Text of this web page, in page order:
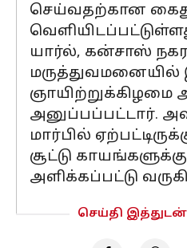
செய்வதற்கான
யார்ல், கன்சாஸ்
மருத்துவமனையில்
ஞாயிற்றுக்கிழமை
அனுப்பப்பட்டார்.
மார்பில்
சூட்டு
அளிக்கப்பட்டு
செய்தி இத்துடன்